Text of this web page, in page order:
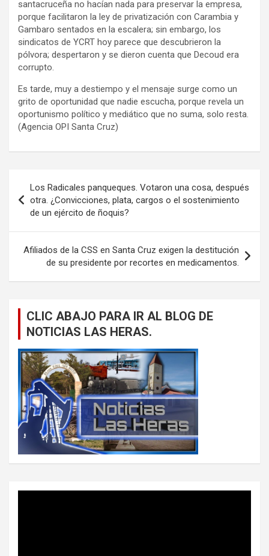
santacruceña no hacían nada para preservar la empresa,
porque facilitaron la ley de privatización con Carambia y
Gambaro sentados en la escalera; sin embargo, los
sindicatos de YCRT hoy parece que descubrieron la
pólvora; despertaron y se dieron cuenta que Decoud era
corrupto.
Es tarde, muy a destiempo y el mensaje surge como un
grito de oportunidad que nadie escucha, porque revela un
oportunismo político y mediático que no suma, solo resta.
(Agencia OPI Santa Cruz)
de
entradas
Los Radicales panqueques. Votaron una cosa, después
otra. ¿Convicciones, plata, cargos o el sostenimiento
de un ejército de ñoquis?
Afiliados de la CSS en Santa Cruz exigen la destitución
de su presidente por recortes en medicamentos.
CLIC ABAJO PARA IR AL BLOG DE
NOTICIAS LAS HERAS.